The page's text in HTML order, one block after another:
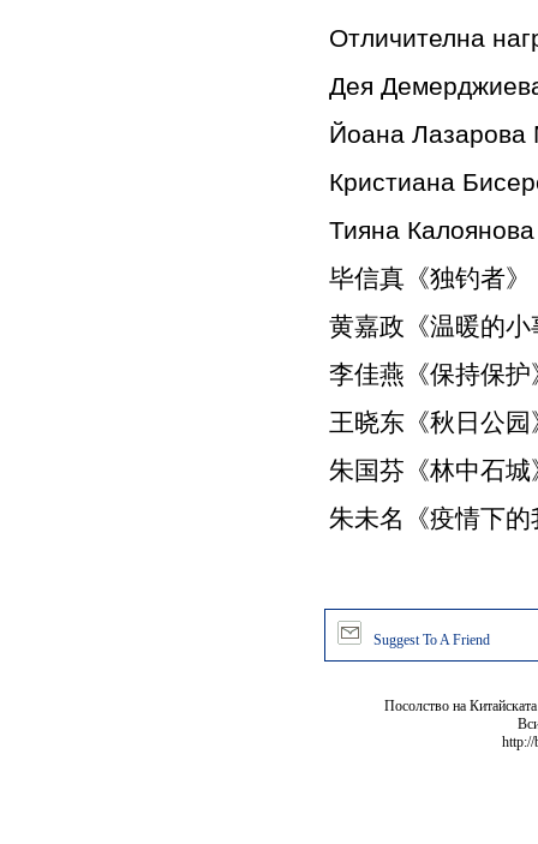
Отличителна
Дея
Йоана Лазарова
Кристиана
Тияна
毕信真《独钓者》
黄嘉政《温暖的小
李佳燕《保持保护
王晓东《秋日公园
朱国芬《林中石城
朱未名《疫情下的
Suggest To A Friend
Посолство на
http://